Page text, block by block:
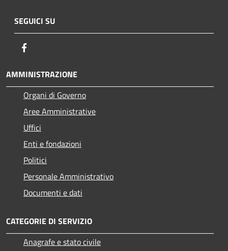
SEGUICI SU
AMMINISTRAZIONE
Organi di Governo
Aree Amministrative
Uffici
Enti e fondazioni
Politici
Personale Amministrativo
Documenti e dati
CATEGORIE DI SERVIZIO
Anagrafe e stato civile